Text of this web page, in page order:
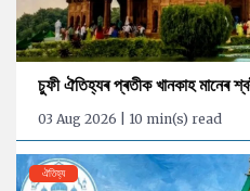
চুফী ঐতিহ্যৰ প্ৰতীক খানকাহ মানেৰ
03 Aug 2026 | 10 min(s) read
ঐতিহ্য